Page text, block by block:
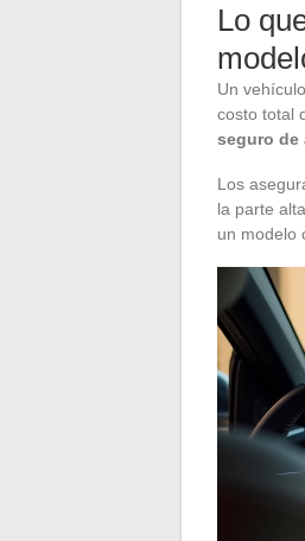
Lo
Un
costo total
seguro de
Los
la parte
un modelo